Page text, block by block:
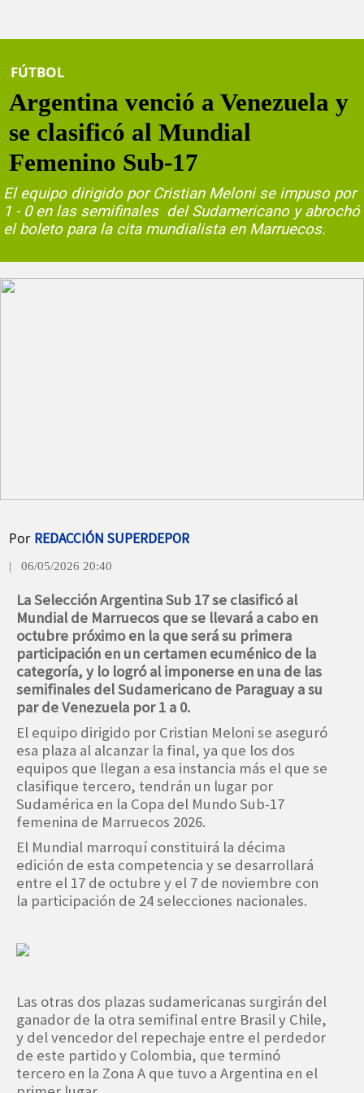
FÚTBOL
Argentina venció a Venezuela y
se clasificó al Mundial
Femenino Sub-17
El equipo dirigido por Cristian Meloni se impuso por
1 - 0 en las semifinales del Sudamericano y abrochó
el boleto para la cita mundialista en Marruecos.
Por REDACCIÓN SUPERDEPOR
| 06/05/2026 20:40
La Selección Argentina Sub 17 se clasificó al
Mundial de Marruecos que se llevará a cabo en
octubre próximo en la que será su primera
participación en un certamen ecuménico de la
categoría, y lo logró al imponerse en una de las
semifinales del Sudamericano de Paraguay a su
par de Venezuela por 1 a 0.
El equipo dirigido por Cristian Meloni se aseguró
esa plaza al alcanzar la final, ya que los dos
equipos que llegan a esa instancia más el que se
clasifique tercero, tendrán un lugar por
Sudamérica en la Copa del Mundo Sub-17
femenina de Marruecos 2026.
El Mundial marroquí constituirá la décima
edición de esta competencia y se desarrollará
entre el 17 de octubre y el 7 de noviembre con
la participación de 24 selecciones nacionales.
Las otras dos plazas sudamericanas surgirán del
ganador de la otra semifinal entre Brasil y Chile,
y del vencedor del repechaje entre el perdedor
de este partido y Colombia, que terminó
tercero en la Zona A que tuvo a Argentina en el